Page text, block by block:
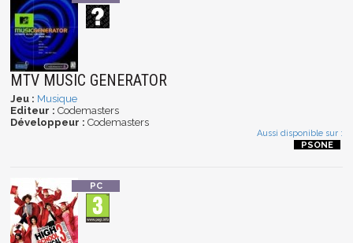
MTV MUSIC GENERATOR
Jeu : Musique
Editeur : Codemasters
Développeur : Codemasters
Aussi disponible sur :